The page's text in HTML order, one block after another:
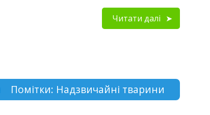
Читати далі
Помітки: Надзвичайні тварини